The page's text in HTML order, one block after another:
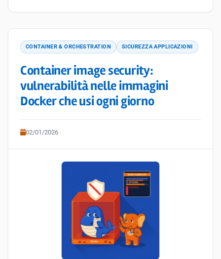
CONTAINER & ORCHESTRATION SICUREZZA APPLICAZIONI
Container image security:
vulnerabilità nelle immagini
Docker che usi ogni giorno
02/01/2026